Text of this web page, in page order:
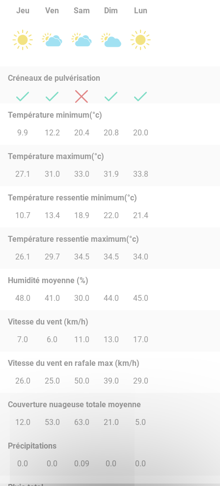
Jeu Ven Sam Dim Lun
Créneaux de pulvérisation
Température minimum(°c)
9.9
12.2 20.4 20.8 20.0
Température maximum(°c)
27.1
31.0 33.0 31.9 33.8
Température ressentie minimum(°c)
10.7
13.4 18.9 22.0 21.4
Température ressentie maximum(°c)
26.1
29.7 34.5 34.5 34.0
Humidité moyenne (%)
48.0
41.0 30.0 44.0 45.0
Vitesse du vent (km/h)
7.0
6.0 11.0 13.0 17.0
Vitesse du vent en rafale max (km/h)
26.0
25.0 50.0 39.0 29.0
Couverture nuageuse totale moyenne
12.0
53.0 63.0 21.0 5.0
Précipitations
0.0
0.0 0.09 0.0 0.0